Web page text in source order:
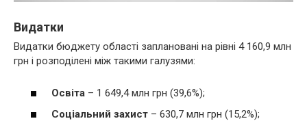
Видатки
Видатки бюджету області заплановані на рівні 4 160,9 млн
грн і розподілені між такими галузями:
Освіта – 1 649,4 млн грн (39,6%);
Соціальний захист – 630,7 млн грн (15,2%);